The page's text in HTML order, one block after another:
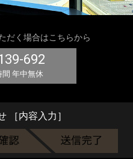
だく場合はこちらから
692
間 年中無休
［内容入力］